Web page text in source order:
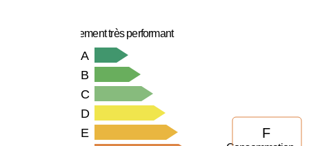
Logement très performant
A
B
C
D
E
F